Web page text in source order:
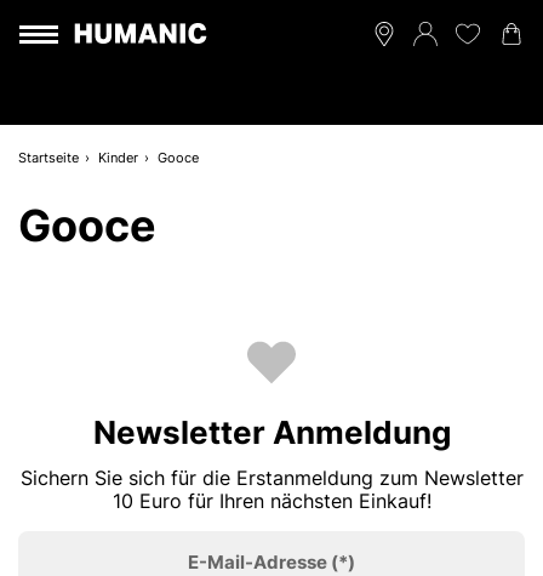
Startseite Kinder Gooce
Gooce
Newsletter Anmeldung
Sichern Sie sich für die Erstanmeldung zum Newsletter
10 Euro für Ihren nächsten Einkauf!
E-Mail-Adresse (*)